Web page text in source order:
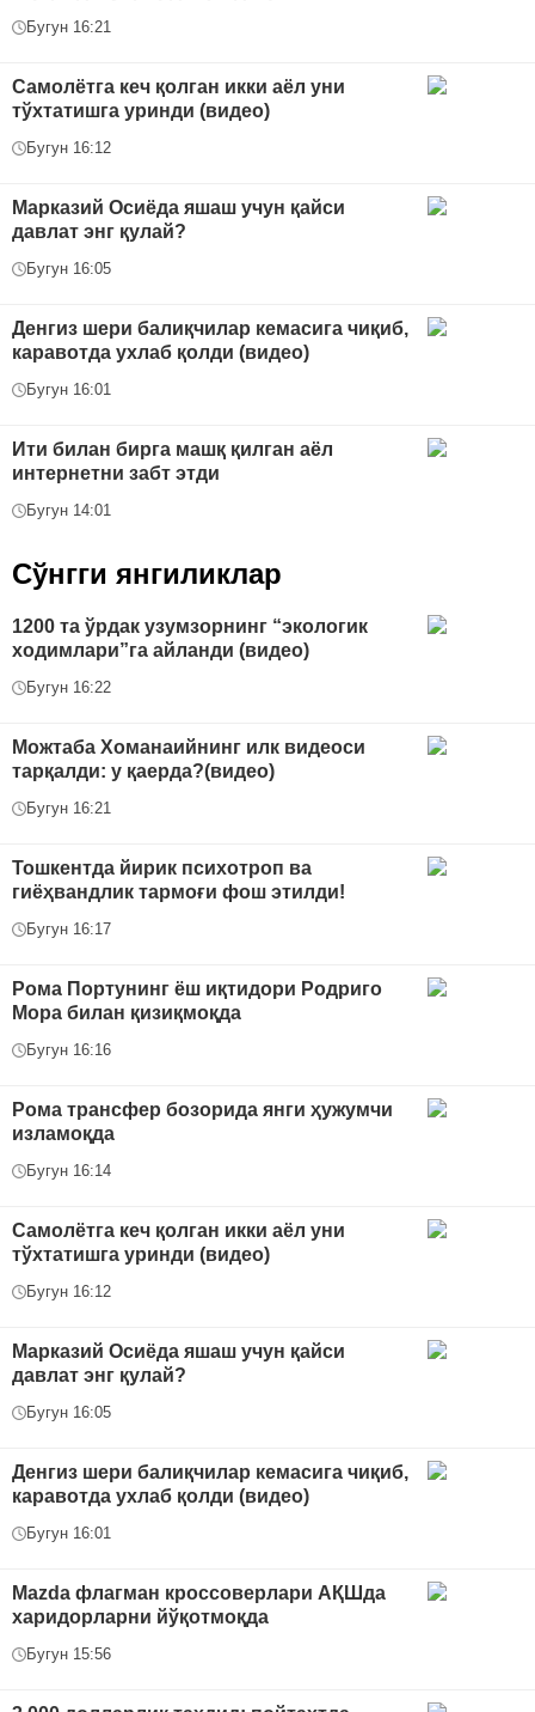
Бугун 16:21
Самолётга кеч қолган икки аёл уни
тўхтатишга уринди (видео)
Бугун 16:12
Марказий Осиёда яшаш учун қайси
давлат энг қулай?
Бугун 16:05
Денгиз шери балиқчилар кемасига чиқиб,
каравотда ухлаб қолди (видео)
Бугун 16:01
Ити билан бирга машқ қилган аёл
интернетни забт этди
Бугун 14:01
Сўнгги янгиликлар
1200 та ўрдак узумзорнинг “экологик
ходимлари”га айланди (видео)
Бугун 16:22
Можтаба Хоманаийнинг илк видеоси
тарқалди: у қаерда?(видео)
Бугун 16:21
Тошкентда йирик психотроп ва
гиёҳвандлик тармоғи фош этилди!
Бугун 16:17
Рома Портунинг ёш иқтидори Родриго
Мора билан қизиқмоқда
Бугун 16:16
Рома трансфер бозорида янги ҳужумчи
изламоқда
Бугун 16:14
Самолётга кеч қолган икки аёл уни
тўхтатишга уринди (видео)
Бугун 16:12
Марказий Осиёда яшаш учун қайси
давлат энг қулай?
Бугун 16:05
Денгиз шери балиқчилар кемасига чиқиб,
каравотда ухлаб қолди (видео)
Бугун 16:01
Mazda флагман кроссоверлари АҚШда
харидорларни йўқотмоқда
Бугун 15:56